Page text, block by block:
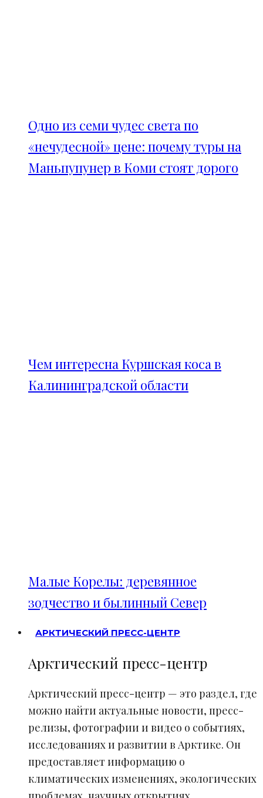
Одно из семи чудес света по
«нечудесной» цене: почему туры на
Маньпупунер в Коми стоят дорого
Чем интересна Куршская коса в
Калининградской области
Малые Корелы: деревянное
зодчество и былинный Север
АРКТИЧЕСКИЙ ПРЕСС-ЦЕНТР
Арктический пресс-центр
Арктический пресс-центр — это раздел, где
можно найти актуальные новости, пресс-
релизы, фотографии и видео о событиях,
исследованиях и развитии в Арктике. Он
предоставляет информацию о
климатических изменениях, экологических